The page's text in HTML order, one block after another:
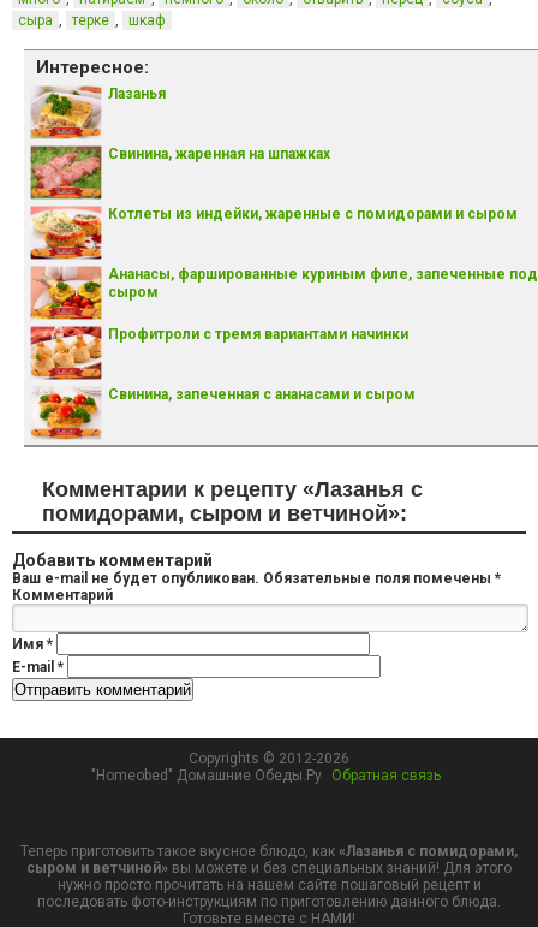
сыра , терке , шкаф
Интересное:
Лазанья
Свинина, жаренная на шпажках
Котлеты из индейки, жаренные с помидорами и сыром
Ананасы, фаршированные куриным филе, запеченные под
сыром
Профитроли с тремя вариантами начинки
Свинина, запеченная с ананасами и сыром
Комментарии к рецепту «Лазанья с
помидорами, сыром и ветчиной»:
Добавить комментарий
Ваш e-mail не будет опубликован. Обязательные поля помечены *
Комментарий
Имя *
E-mail *
Copyrights © 2012-2026
"Homeobed" Домашние Обеды.Ру
Обратная связь
Теперь приготовить такое вкусное блюдо, как «Лазанья с помидорами,
сыром и ветчиной» вы можете и без специальных знаний! Для этого
нужно просто прочитать на нашем сайте пошаговый рецепт и
последовать фото-инструкциям по приготовлению данного блюда.
Готовьте вместе с НАМИ!